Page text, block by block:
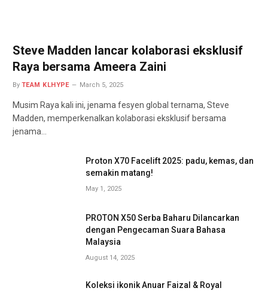
Steve Madden lancar kolaborasi eksklusif
Raya bersama Ameera Zaini
By TEAM KLHYPE March 5, 2025
Musim Raya kali ini, jenama fesyen global ternama, Steve
Madden, memperkenalkan kolaborasi eksklusif bersama
jenama…
Proton X70 Facelift 2025: padu, kemas, dan
semakin matang!
May 1, 2025
PROTON X50 Serba Baharu Dilancarkan
dengan Pengecaman Suara Bahasa
Malaysia
August 14, 2025
Koleksi ikonik Anuar Faizal & Royal